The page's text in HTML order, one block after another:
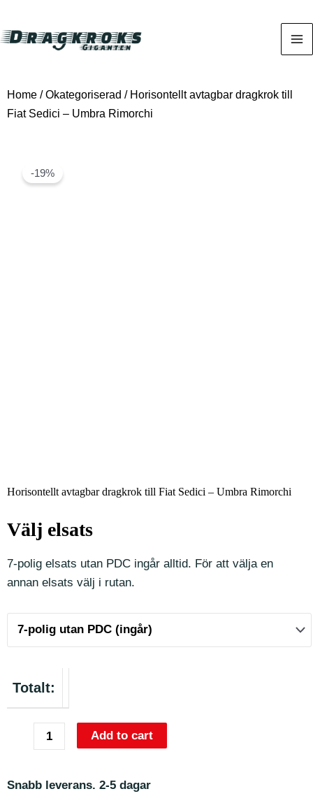
Home /Okategoriserad / Horisontellt avtagbar dragkrok till
Fiat Sedici – Umbra Rimorchi
-19%
Horisontellt avtagbar dragkrok till Fiat Sedici – Umbra Rimorchi
Välj elsats
7-polig elsats utan PDC ingår alltid. För att välja en
annan elsats välj i rutan.
Totalt:
Add to cart
Snabb leverans. 2-5 dagar